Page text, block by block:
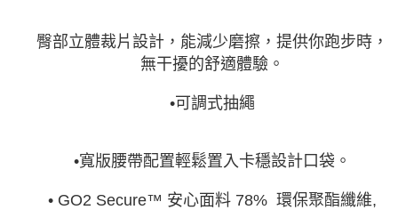
臀部立體裁片設計，能減少磨擦，提供你跑步時，
無干擾的舒適體驗。
•可調式抽繩
•寬版腰帶配置輕鬆置入卡穩設計口袋。
• GO2 Secure™ 安心面料 78% 環保聚酯纖維,